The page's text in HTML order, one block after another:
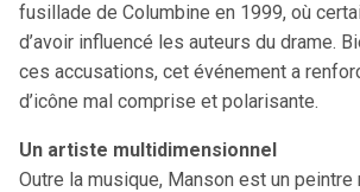
fusillade de Columbine en 1999, où
d’avoir influencé les auteurs du drame.
ces accusations, cet événement a
d’icône mal comprise et polarisante.
Un artiste multidimensionnel
Outre la musique, Manson est un peintre